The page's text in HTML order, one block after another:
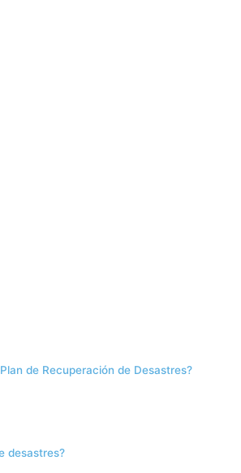
de Recuperación de Desastres?
desastres?